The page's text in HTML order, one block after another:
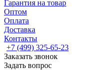
Гарантия на товар
Оптом
Оплата
Доставка
Контакты
+7 (499) 325-65-23
Заказать звонок
Задать вопрос